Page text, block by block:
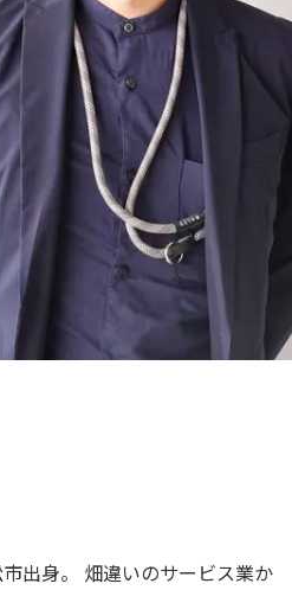
出身。 畑違いのサービス業か